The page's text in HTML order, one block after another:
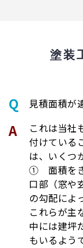
塗装
⾒積⾯積が
これは当社
付けている
は、いくつ
① 面積を
口部（窓
の勾配によ
これらが主
中には建坪
もいるよう